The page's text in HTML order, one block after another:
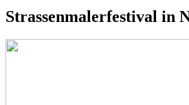
Strassenmalerfestival in